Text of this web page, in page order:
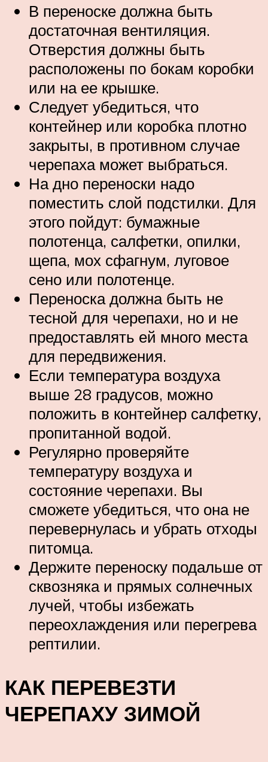
В переноске должна быть
достаточная вентиляция.
Отверстия должны быть
расположены по бокам коробки
или на ее крышке.
Следует убедиться, что
контейнер или коробка плотно
закрыты, в противном случае
черепаха может выбраться.
На дно переноски надо
поместить слой подстилки. Для
этого пойдут: бумажные
полотенца, салфетки, опилки,
щепа, мох сфагнум, луговое
сено или полотенце.
Переноска должна быть не
тесной для черепахи, но и не
предоставлять ей много места
для передвижения.
Если температура воздуха
выше 28 градусов, можно
положить в контейнер салфетку,
пропитанной водой.
Регулярно проверяйте
температуру воздуха и
состояние черепахи. Вы
сможете убедиться, что она не
перевернулась и убрать отходы
питомца.
Держите переноску подальше от
сквозняка и прямых солнечных
лучей, чтобы избежать
переохлаждения или перегрева
рептилии.
КАК ПЕРЕВЕЗТИ
ЧЕРЕПАХУ ЗИМОЙ